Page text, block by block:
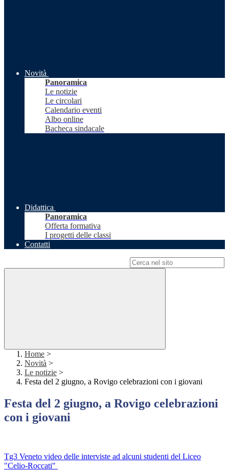
Novità
Panoramica
Le notizie
Le circolari
Calendario eventi
Albo online
Bacheca sindacale
Didattica
Panoramica
Offerta formativa
I progetti delle classi
Contatti
Home >
Novità >
Le notizie >
Festa del 2 giugno, a Rovigo celebrazioni con i giovani
Festa del 2 giugno, a Rovigo celebrazioni
con i giovani
Tg3 Veneto video delle interviste ad alcuni studenti del Liceo
"Celio-Roccati"